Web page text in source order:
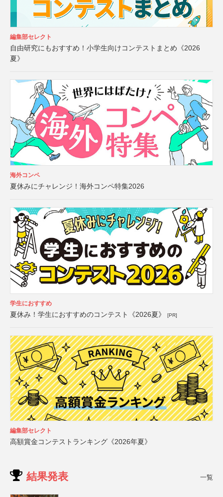
編集部セレクト
自由研究にもおすすめ！小学生向けコンテストまとめ《2026
夏》
海外コンペ
夏休みにチャレンジ！海外コンペ特集2026
学生におすすめ
夏休み！学生におすすめのコンテスト《2026夏》 [PR]
編集部セレクト
高額賞金コンテストランキング《2026年夏》
結果発表 一覧